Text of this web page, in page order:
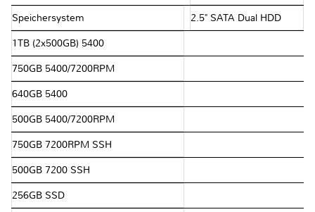
Speichersystem 2.5" SATA Dual HDD
1TB (2x500GB) 5400
750GB 5400/7200RPM
640GB 5400
500GB 5400/7200RPM
750GB 7200RPM SSH
500GB 7200 SSH
256GB SSD